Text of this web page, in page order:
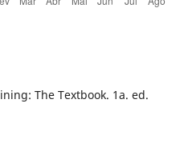
The Textbook. 1a. ed.